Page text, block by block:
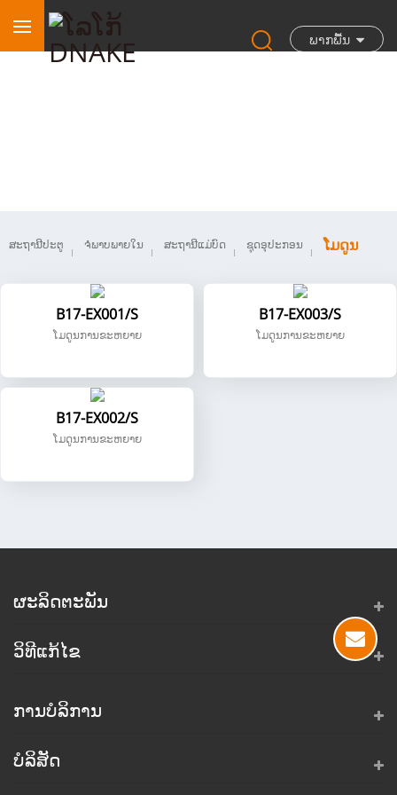
ພາກພື້ນ
ສະຖານີປະຕູ ຈໍພາບພາຍໃນ ສະຖານີແມ່ບົດ ຊຸດອຸປະກອນ ໂມດູນ
B17-EX001/S
ໂມດູນການຂະຫຍາຍ
B17-EX003/S
ໂມດູນການຂະຫຍາຍ
B17-EX002/S
ໂມດູນການຂະຫຍາຍ
ຜະລິດຕະພັນ
ວິທີແກ້ໄຂ
ການບໍລິການ
ບໍລິສັດ